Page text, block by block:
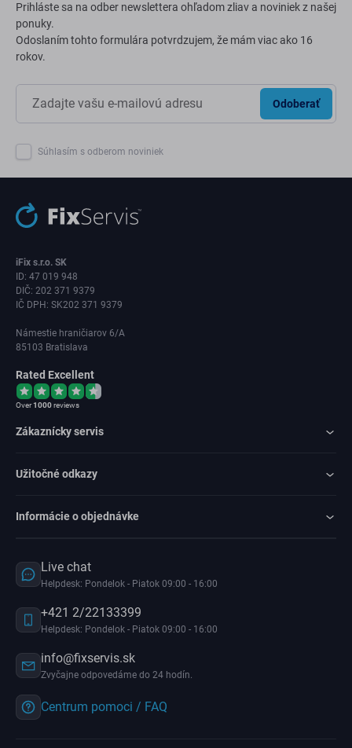
Prihláste sa na odber newslettera ohľadom zliav a noviniek z našej
ponuky.
Odoslaním tohto formulára potvrdzujem, že mám viac ako 16
rokov.
Odoberať
Súhlasím s odberom noviniek
iFix s.r.o. SK
ID: 47 019 948
DIČ: 202 371 9379
IČ DPH: SK202 371 9379
Námestie hraničiarov 6/A
85103 Bratislava
Rated Excellent
Over1000reviews
Zákaznícky servis
Užitočné odkazy
Informácie o objednávke
Live chat
Helpdesk: Pondelok - Piatok 09:00 - 16:00
+421 2/22133399
Helpdesk: Pondelok - Piatok 09:00 - 16:00
info@fixservis.sk
Zvyčajne odpovedáme do 24 hodín.
Centrum pomoci / FAQ